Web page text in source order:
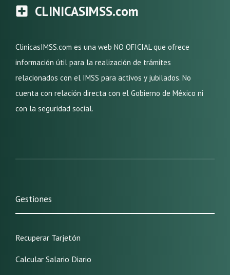
CLINICASIMSS.com
ClinicasIMSS.com es una web NO OFICIAL que ofrece
información útil para la realización de trámites
relacionados con el IMSS para activos y jubilados. No
cuenta con relación directa con el Gobierno de México ni
con la seguridad social.
Gestiones
Recuperar Tarjetón
Calcular Salario Diario